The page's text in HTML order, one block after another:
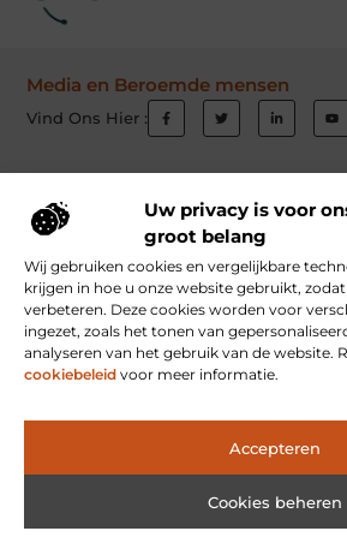
Uw privacy is voor
groot belang
Wij gebruiken cookies en vergelijkbare
krijgen in hoe u onze website gebruikt,
verbeteren. Deze cookies worden voor
ingezet, zoals het tonen van
analyseren van het gebruik van de website.
cookiebeleid voor meer informatie.
Accepteren
Cookies beheren
Media en Beroemde mensen
Vind Ons Hier :
Beroemdheden Uit de Media
Contact Schrijf mee Website index
Goede Links Inkopen: Hoe Jij Jouw
Inkomsten Genereren met Jouw Website: